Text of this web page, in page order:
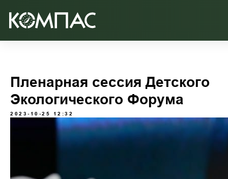
Пленарная сессия Детского
Экологического Форума
2023-10-25 12:32